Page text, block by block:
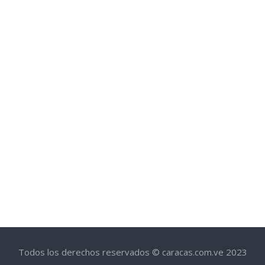
Todos los derechos reservados © caracas.com.ve 2023